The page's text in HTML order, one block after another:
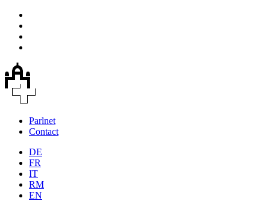
Parlnet
Contact
DE
FR
IT
RM
EN